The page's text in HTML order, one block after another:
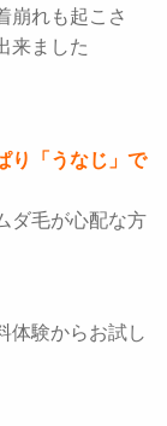
崩れも起こさ
来ました
り「うなじ」で
ダ毛が心配な方
体験からお試し